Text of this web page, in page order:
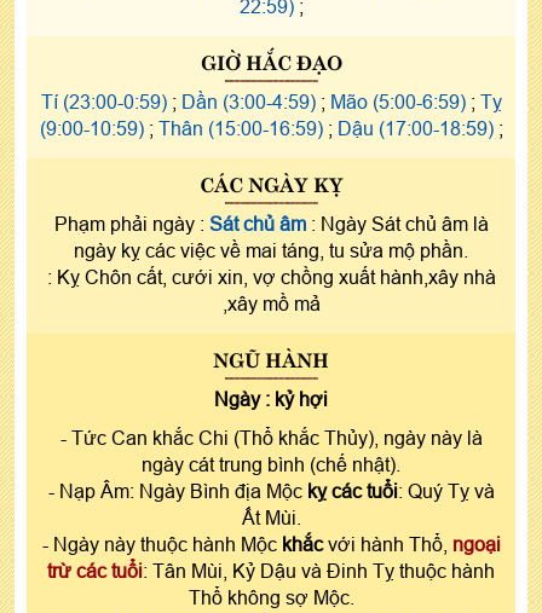
22:59);
GIỜ HẮC ĐẠO
Tí (23:00-0:59); Dần (3:00-4:59); Mão (5:00-6:59); Tỵ
(9:00-10:59); Thân (15:00-16:59); Dậu (17:00-18:59);
CÁC NGÀY KỴ
Phạm phải ngày : Sát chủ âm: Ngày Sát chủ âm là
ngày kỵ các việc về mai táng, tu sửa mộ phần.
: Kỵ Chôn cất, cưới xin, vợ chồng xuất hành,xây nhà
,xây mồ mả
NGŨ HÀNH
Ngày : kỷ hợi
- Tức Can khắc Chi (Thổ khắc Thủy), ngày này là
ngày cát trung bình (chế nhật).
- Nạp Âm: Ngày Bình địa Mộc kỵ các tuổi: Quý Tỵ và
Ất Mùi.
- Ngày này thuộc hành Mộc khắcvới hành Thổ, ngoại
trừ các tuổi: Tân Mùi, Kỷ Dậu và Đinh Tỵ thuộc hành
Thổ không sợ Mộc.